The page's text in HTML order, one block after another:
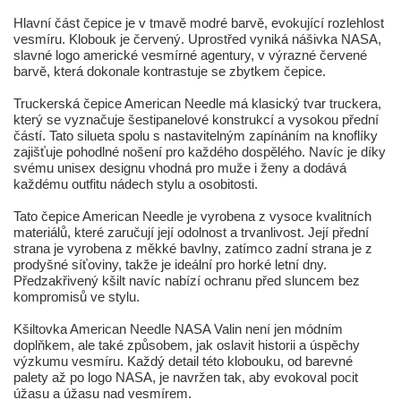
Hlavní část čepice je v tmavě modré barvě, evokující rozlehlost
vesmíru. Klobouk je červený. Uprostřed vyniká nášivka NASA,
slavné logo americké vesmírné agentury, v výrazné červené
barvě, která dokonale kontrastuje se zbytkem čepice.
Truckerská čepice American Needle má klasický tvar truckera,
který se vyznačuje šestipanelové konstrukcí a vysokou přední
částí. Tato silueta spolu s nastavitelným zapínáním na knoflíky
zajišťuje pohodlné nošení pro každého dospělého. Navíc je díky
svému unisex designu vhodná pro muže i ženy a dodává
každému outfitu nádech stylu a osobitosti.
Tato čepice American Needle je vyrobena z vysoce kvalitních
materiálů, které zaručují její odolnost a trvanlivost. Její přední
strana je vyrobena z měkké bavlny, zatímco zadní strana je z
prodyšné síťoviny, takže je ideální pro horké letní dny.
Předzakřivený kšilt navíc nabízí ochranu před sluncem bez
kompromisů ve stylu.
Kšiltovka American Needle NASA Valin není jen módním
doplňkem, ale také způsobem, jak oslavit historii a úspěchy
výzkumu vesmíru. Každý detail této klobouku, od barevné
palety až po logo NASA, je navržen tak, aby evokoval pocit
úžasu a úžasu nad vesmírem.